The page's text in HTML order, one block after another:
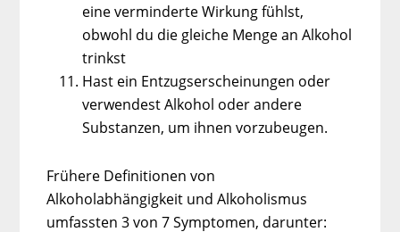
eine verminderte Wirkung fühlst,
obwohl du die gleiche Menge an Alkohol
trinkst
Hast ein Entzugserscheinungen oder
verwendest Alkohol oder andere
Substanzen, um ihnen vorzubeugen.
Frühere Definitionen von
Alkoholabhängigkeit und Alkoholismus
umfassten 3 von 7 Symptomen, darunter: